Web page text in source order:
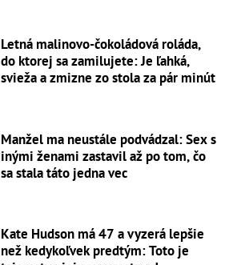
Letná malinovo-čokoládová roláda,
do ktorej sa zamilujete: Je ľahká,
svieža a zmizne zo stola za pár minút
Manžel ma neustále podvádzal: Sex s
inými ženami zastavil až po tom, čo
sa stala táto jedna vec
Kate Hudson má 47 a vyzerá lepšie
než kedykoľvek predtým: Toto je